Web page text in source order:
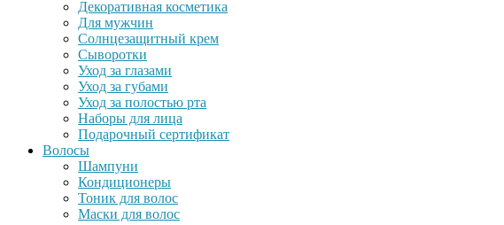
Декоративная косметика
Для мужчин
Солнцезащитный крем
Сыворотки
Уход за глазами
Уход за губами
Уход за полостью рта
Наборы для лица
Подарочный сертификат
Волосы
Шампуни
Кондиционеры
Тоник для волос
Маски для волос